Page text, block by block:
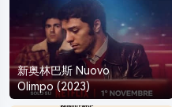
新奥林巴斯 Nuovo
Olimpo (2023)